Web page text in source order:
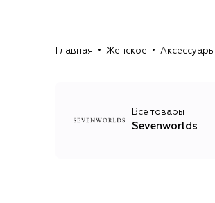
Главная Женское Аксессуары
Все товары
Sevenworlds